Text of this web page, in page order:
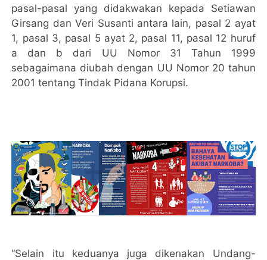
pasal-pasal yang didakwakan kepada Setiawan
Girsang dan Veri Susanti antara lain, pasal 2 ayat
1, pasal 3, pasal 5 ayat 2, pasal 11, pasal 12 huruf
a dan b dari UU Nomor 31 Tahun 1999
sebagaimana diubah dengan UU Nomor 20 tahun
2001 tentang Tindak Pidana Korupsi.
“Selain itu keduanya juga dikenakan Undang-